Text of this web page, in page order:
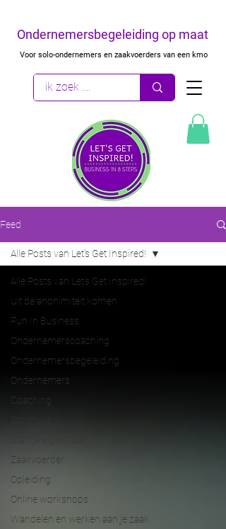
Ondernemersbegeleiding op maat
Voor solo-ondernemers en zaakvoerders van een kmo
Feed
Alle Posts van Let's Get Inspired!
Uit de anonimiteit komen
Fun In Business
Ondernemerscoaching
Ondernemersbegeleiding
Ondernemers
Coaching
Zaakvoerder
Opleiding
Online workshops
Wandelen en werken aan je zaak
Alle Posts van Let's Get Inspired!